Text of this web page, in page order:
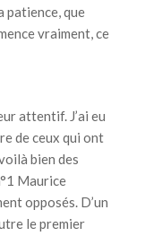
patience, que
vraiment, ce
attentif. J’ai eu
de ceux qui ont
bien des
Maurice
opposés. D’un
le premier